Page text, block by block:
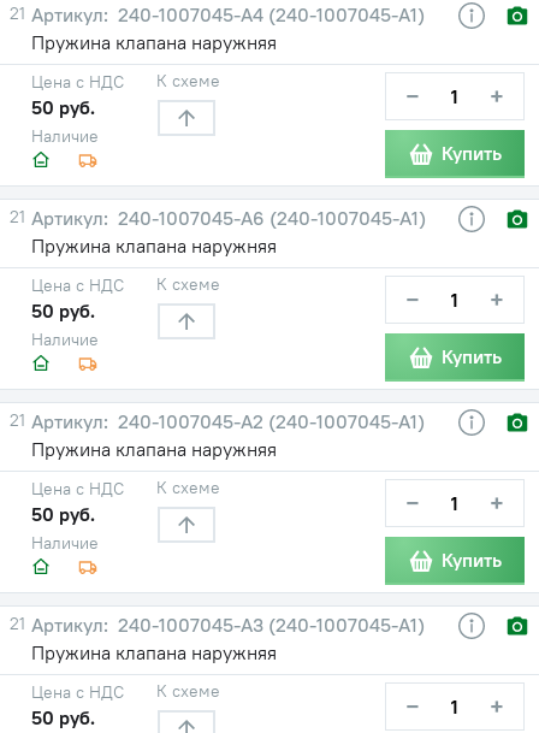
21
240-1007045-А4 (240-1007045-А1)
Пружина клапана наружняя
Наличие
Цена с НДС
50 руб.
К схеме − +
Купить
21
240-1007045-А6 (240-1007045-А1)
Пружина клапана наружняя
Наличие
Цена с НДС
50 руб.
К схеме − +
Купить
21
240-1007045-А2 (240-1007045-А1)
Пружина клапана наружняя
Наличие
Цена с НДС
50 руб.
К схеме − +
Купить
21
240-1007045-А3 (240-1007045-А1)
Пружина клапана наружняя
Цена с НДС
50 руб.
К схеме − +